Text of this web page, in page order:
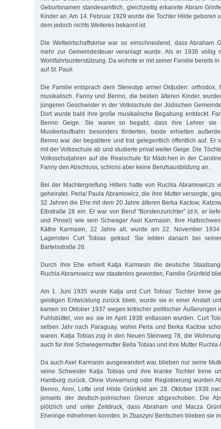
Geburtsnamen standesamtlich, gleichzeitig erkannte Abram
Kinder an. Am 14. Februar 1929 wurde die Tochter Hilde geboren
dem jedoch nichts Weiteres bekannt ist.
Die Weltwirtschaftskrise war so einschneidend, dass Abraham
mehr zur Gemeindesteuer veranlagt wurde. Als er 1938 völlig
Wohlfahrtsunterstützung. Da wohnte er mit seiner Familie bereits
auf St. Pauli.
Die Familie entsprach dem Stereotyp armer Ostjuden: orthodox,
musikalisch. Fanny und Benno, die beiden älteren Kinder,
jüngeren Geschwister in der Volksschule der Jüdischen
Dort wurde bald ihre große musikalische Begabung entdeckt.
Benno Geige. Sie waren so begabt, dass ihre Lehrer sie
Musikerlaufbahn besonders förderten, beide erhielten
Benno war der begabtere und trat gelegentlich öffentlich auf. Er
mit der Volksschule ab und studierte privat weiter Geige. Die
Volksschuljahren auf die Realschule für Mädchen in der
Fanny den Abschluss, schloss aber keine Berufsausbildung an.
Bei der Machtergreifung Hitlers hatte von Ruchla Abramowiczs
geheiratet. Perla/ Paula Abramowicz, die ihre Mutter versorgte,
32 Jahren die Ehe mit dem 20 Jahre älteren Berka Kactow,
Elbstraße 28 ein. Er war von Beruf "Borstenzurichter" (d.h. er
und Pinsel) wie sein Schwager Axel Karmasin. Ihre
Käthe Karmasin, 22 Jahre alt, wurde am 22. November
Lageristen Curt Tobias getraut. Sie lebten danach bei
Bartelsstraße 26.
Durch ihre Ehe erhielt Katja Karmasin die deutsche
Ruchla Abramowicz war staatenlos geworden, Familie Grünfeld
Am 1. Juni 1935 wurde Katja und Curt Tobias‘ Tochter Irene
geistigen Entwicklung zurück blieb, wurde sie in einer Anstalt
kamen im Oktober 1937 wegen kritischer politischer Äußerungen
Fuhlsbüttel, von wo sie im April 1938 entlassen wurden. Curt
selben Jahr nach Paraguay, wohin Perla und Berka Kactow
waren. Katja Tobias zog in den Neuen Steinweg 78, die
auch für ihre Schwiegermutter Bella Tobias und ihre Mutter Ruchla
Da auch Axel Karmasin ausgewandert war, blieben nur seine
seine Schwester Katja Tobias und ihre kranke Tochter Irene
Hamburg zurück. Ohne Vorwarnung oder Registrierung wurden
Benno, Anni, Lotte und Hilde Grünfeld am 28. Oktober 1938
jenseits der deutsch-polnischen Grenze abgeschoben. Die
plötzlich und unter Zeitdruck, dass Abraham und Macza
Eheringe mitnehmen konnten. In Zbaszyn/ Bentschen blieben sie